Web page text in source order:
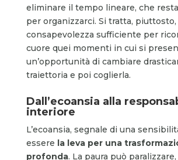
eliminare il tempo lineare, che
per organizzarci. Si tratta, piuttosto,
consapevolezza sufficiente per
cuore quei momenti in cui si
un’opportunità di cambiare
traiettoria e poi coglierla.
Dall’ecoansia alla
interiore
L’ecoansia, segnale di una
essere la leva per una
profonda. La paura può